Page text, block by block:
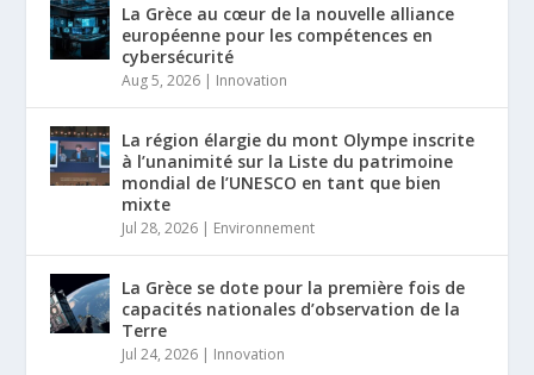
La Grèce au cœur de la nouvelle alliance
européenne pour les compétences en
cybersécurité
Aug 5, 2026 | Innovation
La région élargie du mont Olympe inscrite
à l’unanimité sur la Liste du patrimoine
mondial de l’UNESCO en tant que bien
mixte
Jul 28, 2026 | Environnement
La Grèce se dote pour la première fois de
capacités nationales d’observation de la
Terre
Jul 24, 2026 | Innovation